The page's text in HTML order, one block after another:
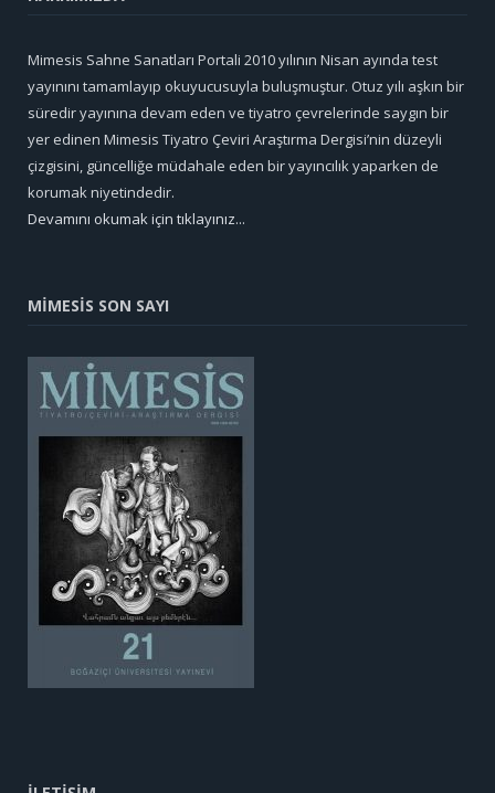
Mimesis Sahne Sanatları Portali 2010 yılının Nisan ayında test
yayınını tamamlayıp okuyucusuyla buluşmuştur. Otuz yılı aşkın bir
süredir yayınına devam eden ve tiyatro çevrelerinde saygın bir
yer edinen Mimesis Tiyatro Çeviri Araştırma Dergisi’nin düzeyli
çizgisini, güncelliğe müdahale eden bir yayıncılık yaparken de
korumak niyetindedir.
Devamını okumak için tıklayınız...
MİMESİS SON SAYI